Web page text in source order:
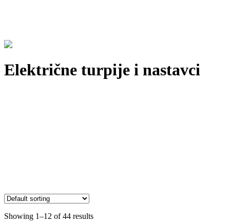
Električne turpije i nastavci
Showing 1–12 of 44 results